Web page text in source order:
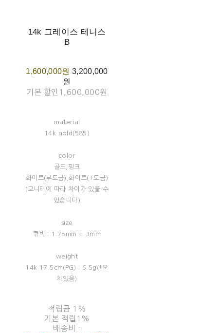
14k 그레이스 테니스
B
1,600,000원 3,200,000
원
기본 할인 1,600,000원
material
14k gold(585)
color
골드,핑크
화이트(무도금),화이트(+도금)
(모니터에 따라 차이가 있을 수
있습니다)
size
큐빅 : 1.75mm + 3mm
weight
14k 17.5cm(PG) : 6.5g(±오
차있음)
적립금 1%
기본 적립 1%
배송비 -